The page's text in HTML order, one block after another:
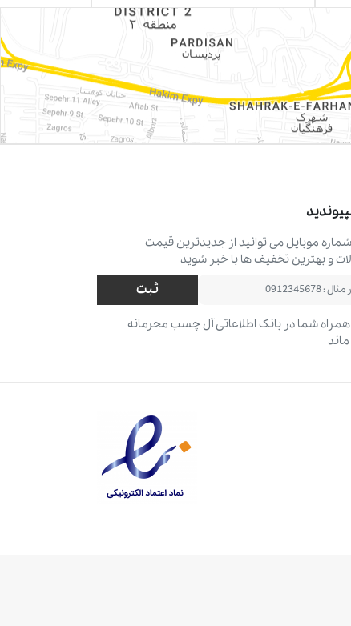
موبایل می ‌توانید از جدیدترین قیمت
و بهترین تخفیف ‌ها با خبر شوید
ثبت
شما در بانک اطلاعاتی آل چسب محرمانه